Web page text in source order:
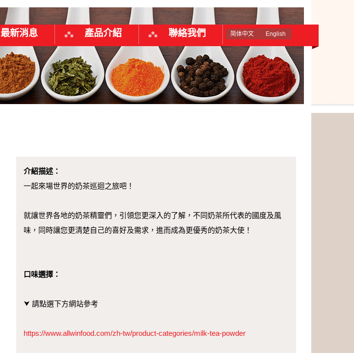
最新消息 產品介紹 聯絡我們 简体中文 English
介紹描述：
一起來場世界的奶茶巡迴之旅吧！
就讓世界各地的奶茶精靈們，引領您更深入的了解，不同奶茶所代表的國度及風
味，同時讓您更清楚自己的喜好及需求，進而成為更優秀的奶茶大使！
口味選擇：
⮟ 請點選下方網站參考
https://www.allwinfood.com/zh-tw/product-categories/milk-tea-powder